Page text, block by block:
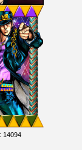
14094